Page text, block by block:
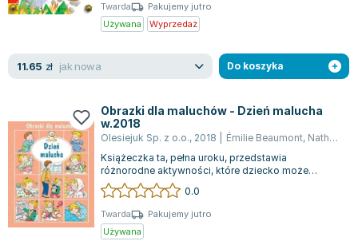
Twarda
Pakujemy jutro
Używana
Wyprzedaż
11.65 zł jak nowa Do koszyka
Obrazki dla maluchów - Dzień malucha
w.2018
Olesiejuk Sp. z o.o., 2018 Émilie Beaumont, Nathalie Bélineau
Książeczka ta, pełna uroku, przedstawia
różnorodne aktywności, które dziecko może
realizować w ciągu dnia. Jest częścią bogatej se...
0.0
Twarda
Pakujemy jutro
Używana